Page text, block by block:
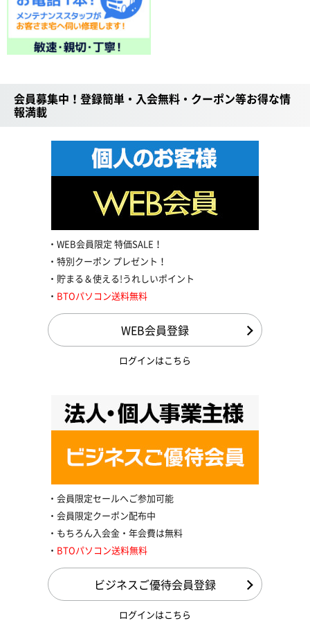
会員募集中！登録簡単・入会無料・クーポン等お得な情
報満載
WEB会員限定 特価SALE！
特別クーポン プレゼント！
貯まる＆使える!うれしいポイント
BTOパソコン送料無料
WEB会員登録
ログインはこちら
会員限定セールへご参加可能
会員限定クーポン配布中
もちろん入会金・年会費は無料
BTOパソコン送料無料
ビジネスご優待会員登録
ログインはこちら